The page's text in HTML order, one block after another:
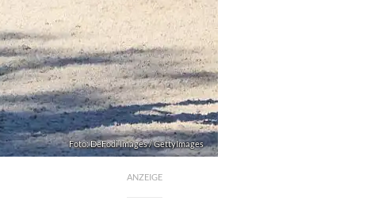
Foto: DeFodi Images / GettyImages
ANZEIGE